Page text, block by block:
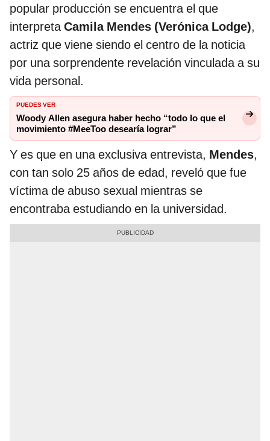
popular producción se encuentra el que
interpretaCamila Mendes (Verónica Lodge),
actriz que viene siendo el centro de la noticia
por una sorprendente revelación vinculada a su
vida personal.
PUEDES VER
Woody Allen asegura haber hecho “todo lo que el
movimiento #MeeToo desearía lograr”
Y es que en una exclusiva entrevista, Mendes,
con tan solo 25 años de edad, reveló que fue
víctima de abuso sexual mientras se
encontraba estudiando en la universidad.